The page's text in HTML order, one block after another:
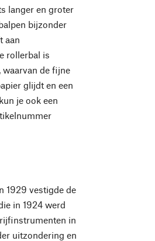
langer en groter
bijzonder
aan
rollerbal is
de fijne
glijdt en een
je ook een
1929 vestigde de
in 1924 werd
in
uitzondering en